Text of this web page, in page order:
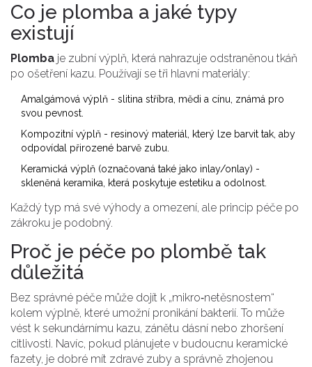
Co je plomba a jaké typy
existují
Plomba je zubní výplň, která nahrazuje odstraněnou tkáň
po ošetření kazu. Používají se tři hlavní materiály:
Amalgámová výplň - slitina stříbra, mědi a cínu, známá pro
svou pevnost.
Kompozitní výplň - resinový materiál, který lze barvit tak, aby
odpovídal přirozené barvě zubu.
Keramická výplň (označovaná také jako inlay/onlay) -
skleněná keramika, která poskytuje estetiku a odolnost.
Každý typ má své výhody a omezení, ale princip péče po
zákroku je podobný.
Proč je péče po plombě tak
důležitá
Bez správné péče může dojít k „mikro‑netěsnostem“
kolem výplně, které umožní pronikání bakterií. To může
vést k sekundárnímu kazu, zánětu dásní nebo zhoršení
citlivosti. Navíc, pokud plánujete v budoucnu keramické
fazety, je dobré mít zdravé zuby a správně zhojenou